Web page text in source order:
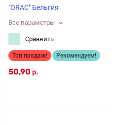
"ORAC" Бельгия
Все параметры
Сравнить
Топ продаж! Рекомендуем!
50,90 р.